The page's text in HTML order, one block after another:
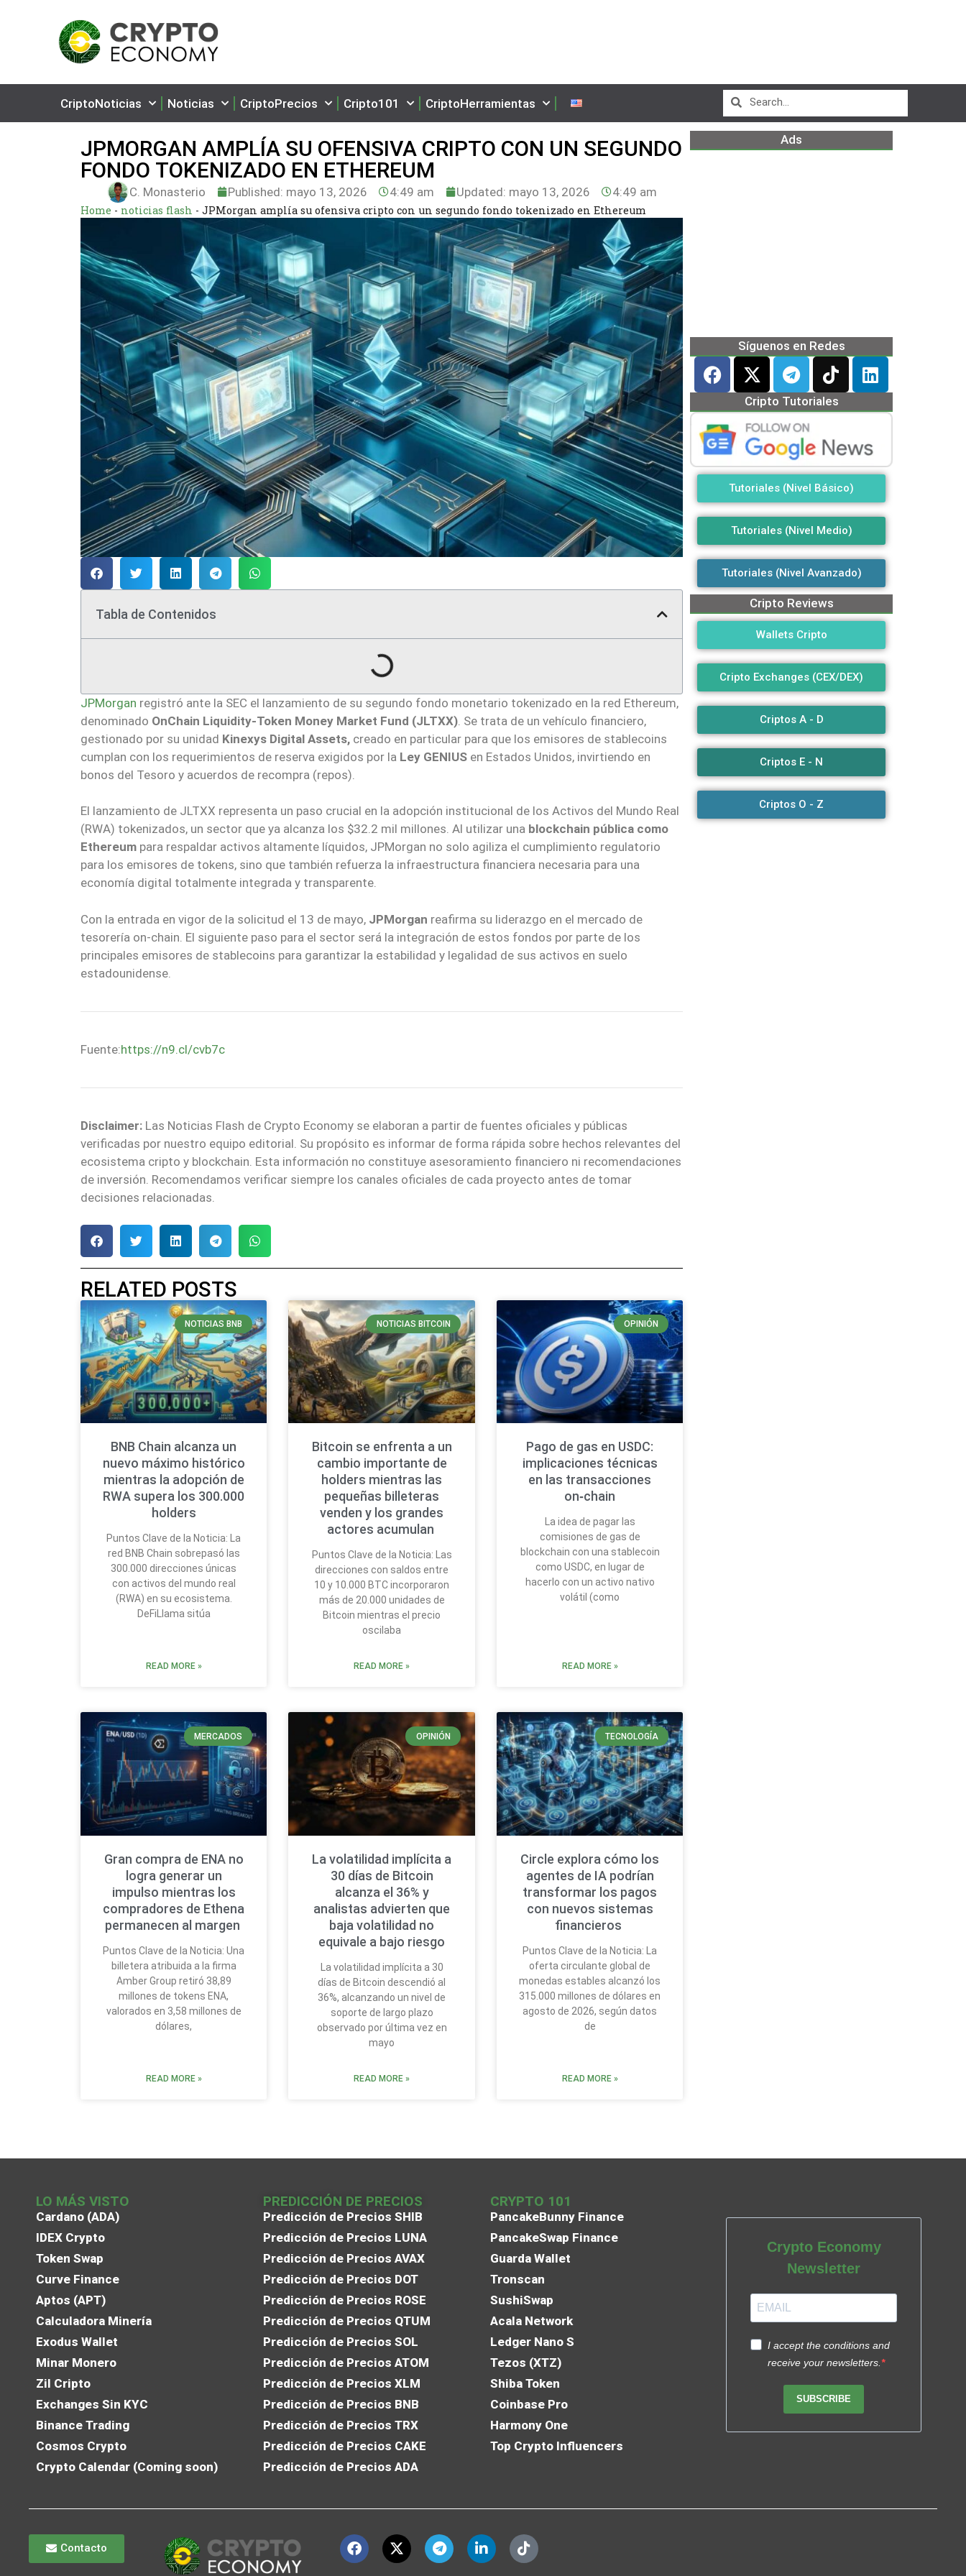
CriptoNoticias Noticias CriptoPrecios Cripto101 CriptoHerramientas
JPMORGAN AMPLÍA SU OFENSIVA CRIPTO CON UN SEGUNDO
FONDO TOKENIZADO EN ETHEREUM
C. Monasterio Published: mayo 13, 2026 4:49 am Updated: mayo 13, 2026 4:49 am
Home - noticias flash - JPMorgan amplía su ofensiva cripto con un segundo fondo tokenizado en Ethereum
Tabla de Contenidos
JPMorgan registró ante la SEC el lanzamiento de su segundo fondo monetario tokenizado en la red Ethereum,
denominado OnChain Liquidity-Token Money Market Fund (JLTXX) . Se trata de un vehículo financiero,
gestionado por su unidad Kinexys Digital Assets, creado en particular para que los emisores de stablecoins
cumplan con los requerimientos de reserva exigidos por la Ley GENIUS en Estados Unidos, invirtiendo en
bonos del Tesoro y acuerdos de recompra (repos).
El lanzamiento de JLTXX representa un paso crucial en la adopción institucional de los Activos del Mundo Real
(RWA) tokenizados, un sector que ya alcanza los $32.2 mil millones. Al utilizar una blockchain pública como
Ethereum para respaldar activos altamente líquidos, JPMorgan no solo agiliza el cumplimiento regulatorio
para los emisores de tokens, sino que también refuerza la infraestructura financiera necesaria para una
economía digital totalmente integrada y transparente.
Con la entrada en vigor de la solicitud el 13 de mayo, JPMorgan reafirma su liderazgo en el mercado de
tesorería on-chain. El siguiente paso para el sector será la integración de estos fondos por parte de los
principales emisores de stablecoins para garantizar la estabilidad y legalidad de sus activos en suelo
estadounidense.
Fuente:https://n9.cl/cvb7c
Disclaimer: Las Noticias Flash de Crypto Economy se elaboran a partir de fuentes oficiales y públicas
verificadas por nuestro equipo editorial. Su propósito es informar de forma rápida sobre hechos relevantes del
ecosistema cripto y blockchain. Esta información no constituye asesoramiento financiero ni recomendaciones
de inversión. Recomendamos verificar siempre los canales oficiales de cada proyecto antes de tomar
decisiones relacionadas.
RELATED POSTS
NOTICIAS BNB
BNB Chain alcanza un
nuevo máximo histórico
mientras la adopción de
RWA supera los 300.000
holders
Puntos Clave de la Noticia: La
red BNB Chain sobrepasó las
300.000 direcciones únicas
con activos del mundo real
(RWA) en su ecosistema.
DeFiLlama sitúa
READ MORE »
NOTICIAS BITCOIN
Bitcoin se enfrenta a un
cambio importante de
holders mientras las
pequeñas billeteras
venden y los grandes
actores acumulan
Puntos Clave de la Noticia: Las
direcciones con saldos entre
10 y 10.000 BTC incorporaron
más de 20.000 unidades de
Bitcoin mientras el precio
oscilaba
READ MORE »
OPINIÓN
Pago de gas en USDC:
implicaciones técnicas
en las transacciones
on‑chain
La idea de pagar las
comisiones de gas de
blockchain con una stablecoin
como USDC, en lugar de
hacerlo con un activo nativo
volátil (como
READ MORE »
MERCADOS
Gran compra de ENA no
logra generar un
impulso mientras los
compradores de Ethena
permanecen al margen
Puntos Clave de la Noticia: Una
billetera atribuida a la firma
Amber Group retiró 38,89
millones de tokens ENA,
valorados en 3,58 millones de
dólares,
READ MORE »
OPINIÓN
La volatilidad implícita a
30 días de Bitcoin
alcanza el 36% y
analistas advierten que
baja volatilidad no
equivale a bajo riesgo
La volatilidad implícita a 30
días de Bitcoin descendió al
36%, alcanzando un nivel de
soporte de largo plazo
observado por última vez en
mayo
READ MORE »
TECNOLOGÍA
Circle explora cómo los
agentes de IA podrían
transformar los pagos
con nuevos sistemas
financieros
Puntos Clave de la Noticia: La
oferta circulante global de
monedas estables alcanzó los
315.000 millones de dólares en
agosto de 2026, según datos
de
READ MORE »
Ads
Síguenos en Redes
Cripto Tutoriales
Tutoriales (Nivel Básico)
Tutoriales (Nivel Medio)
Tutoriales (Nivel Avanzado)
Cripto Reviews
Wallets Cripto
Cripto Exchanges (CEX/DEX)
Criptos A - D
Criptos E - N
Criptos O - Z
LO MÁS VISTO
Cardano (ADA)
IDEX Crypto
Token Swap
Curve Finance
Aptos (APT)
Calculadora Minería
Exodus Wallet
Minar Monero
Zil Cripto
Exchanges Sin KYC
Binance Trading
Cosmos Crypto
Crypto Calendar (Coming soon)
PREDICCIÓN DE PRECIOS
Predicción de Precios SHIB
Predicción de Precios LUNA
Predicción de Precios AVAX
Predicción de Precios DOT
Predicción de Precios ROSE
Predicción de Precios QTUM
Predicción de Precios SOL
Predicción de Precios ATOM
Predicción de Precios XLM
Predicción de Precios BNB
Predicción de Precios TRX
Predicción de Precios CAKE
Predicción de Precios ADA
CRYPTO 101
PancakeBunny Finance
PancakeSwap Finance
Guarda Wallet
Tronscan
SushiSwap
Acala Network
Ledger Nano S
Tezos (XTZ)
Shiba Token
Coinbase Pro
Harmony One
Top Crypto Influencers
Crypto Economy
Newsletter
I accept the conditions and
receive your newsletters.
SUBSCRIBE
Contacto